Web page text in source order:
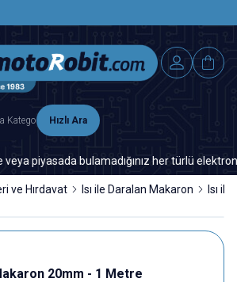
Hızlı Ara
piyasada bulamadığınız her türlü
ve Hırdavat Isı ile Daralan Makaron Isı
20mm - 1 Metre